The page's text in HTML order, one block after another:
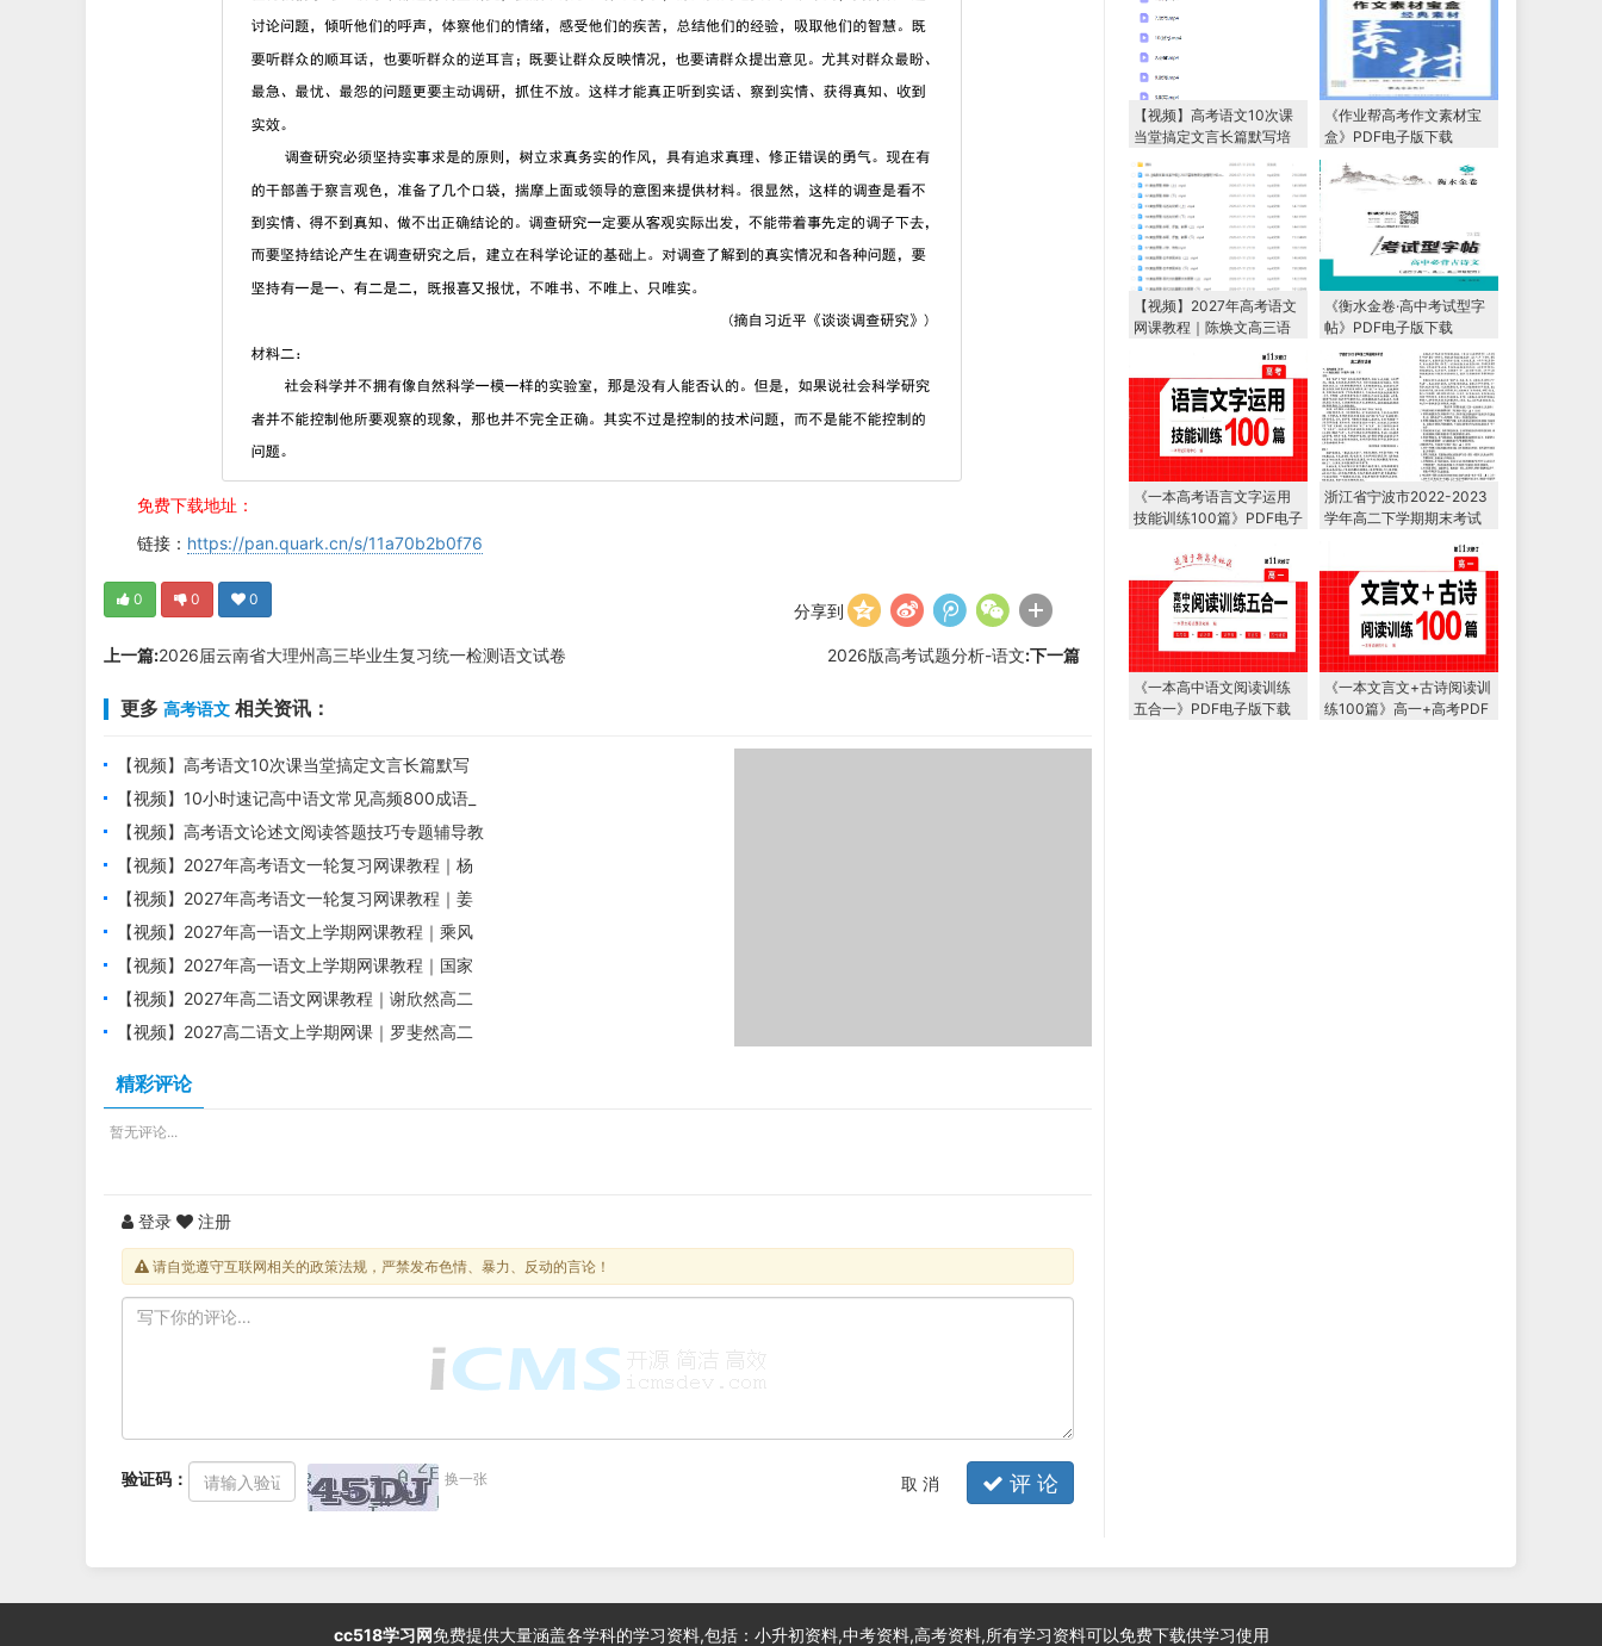
免费下载地址：
链接： https://pan.quark.cn/s/11a70b2b0f76
分享到
0 0 0
上一篇:2026届云南省大理州高三毕业生复习统一检测语文试卷 2026版高考试题分析-语文:下一篇
更多 高考语文 相关资讯：
【视频】高考语文10次课当堂搞定文言长篇默写
培训课程
【视频】10小时速记高中语文常见高频800成语_
高考语文成语专题课
【视频】高考语文论述文阅读答题技巧专题辅导教
学视频
【视频】2027年高考语文一轮复习网课教程｜杨
洋高三语文上学期暑假班视频教程
【视频】2027年高考语文一轮复习网课教程｜姜
博杨高三语文上学期暑假班视频教程
【视频】2027年高一语文上学期网课教程｜乘风
高一语文暑假班视频教程
【视频】2027年高一语文上学期网课教程｜国家
玮高一语文暑假班视频教程
【视频】2027年高二语文网课教程｜谢欣然高二
语文上学期暑假班视频教程
【视频】2027高二语文上学期网课｜罗斐然高二
精彩评论
暂无评论...
登录 注册
请自觉遵守互联网相关的政策法规，严禁发布色情、暴力、反动的言论！
验证码： 换一张 评 论
取 消
【视频】高考语文10次课
当堂搞定文言长篇默写培
训课程
《作业帮高考作文素材宝
盒》PDF电子版下载
【视频】2027年高考语文
网课教程｜陈焕文高三语
文一轮复习暑假班视频教
《衡水金卷·高中考试型字
帖》PDF电子版下载
《一本高考语言文字运用
技能训练100篇》PDF电子
浙江省宁波市2022-2023
学年高二下学期期末考试
《一本高中语文阅读训练
五合一》PDF电子版下载
《一本文言文+古诗阅读训
练100篇》高一+高考PDF
cc518学习网免费提供大量涵盖各学科的学习资料,包括：小升初资料,中考资料,高考资料,所有学习资料可以免费下载供学习使用